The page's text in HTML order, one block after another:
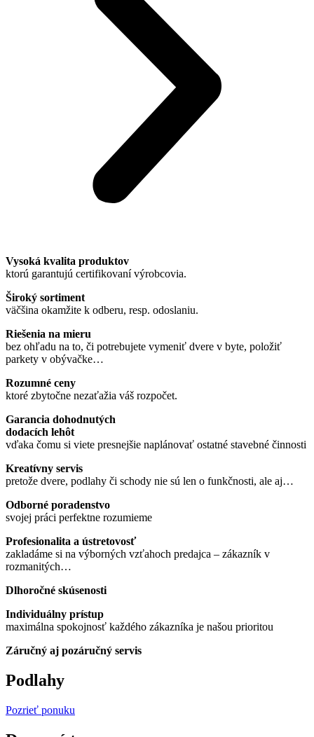
Vysoká kvalita produktov
ktorú garantujú certifikovaní výrobcovia.
Široký sortiment
väčšina okamžite k odberu, resp. odoslaniu.
Riešenia na mieru
bez ohľadu na to, či potrebujete vymeniť dvere v byte, položiť
parkety v obývačke…
Rozumné ceny
ktoré zbytočne nezaťažia váš rozpočet.
Garancia dohodnutých
dodacích lehôt
vďaka čomu si viete presnejšie naplánovať ostatné stavebné činnosti
Kreatívny servis
pretože dvere, podlahy či schody nie sú len o funkčnosti, ale aj…
Odborné poradenstvo
svojej práci perfektne rozumieme
Profesionalita a ústretovosť
zakladáme si na výborných vzťahoch predajca – zákazník v
rozmanitých…
Dlhoročné skúsenosti
Individuálny prístup
maximálna spokojnosť každého zákazníka je našou prioritou
Záručný aj pozáručný servis
Podlahy
Pozrieť ponuku